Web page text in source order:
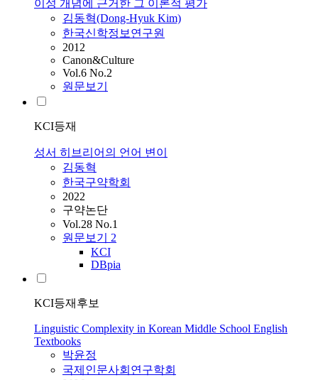
이성 개념에 근거한 그 이론적 평가
김동혁(Dong-Hyuk Kim)
한국신학정보연구원
2012
Canon&Culture
Vol.6 No.2
원문보기
KCI등재
성서 히브리어의 언어 변이
김동혁
한국구약학회
2022
구약논단
Vol.28 No.1
원문보기 2
KCI
DBpia
KCI등재후보
Linguistic Complexity in Korean Middle School English
Textbooks
박윤정
국제인문사회연구학회